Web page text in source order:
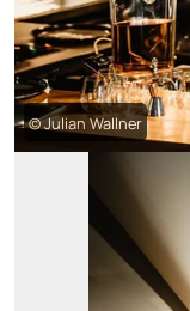
© Julian Wallner